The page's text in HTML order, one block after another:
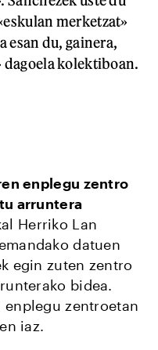
merketzat»
esan du, gainera,
kolektiboan.
enplegu zentro
arruntera
Herriko Lan
datuen
egin zuten zentro
bidea.
enplegu zentroetan
iaz.